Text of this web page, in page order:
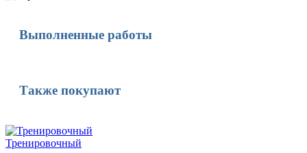
Выполненные работы
Также покупают
Тренировочный